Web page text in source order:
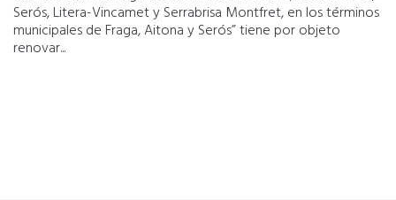
Serós, Litera-Vincamet y Serrabrisa Montfret, en los términos
municipales de Fraga, Aitona y Serós” tiene por objeto
renovar...